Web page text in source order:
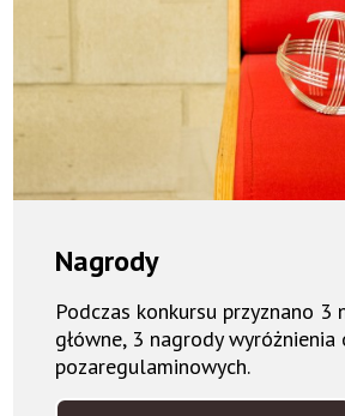
Nagrody
Podczas konkursu przyznano 3
główne, 3 nagrody
pozaregulaminowych.